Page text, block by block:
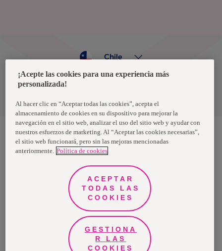
Política de privacidad de datos
Chile
Nosotras, una marca de Essity - una compañía global líder en
higiene y salud. Cada día, mil millones de personas, en todo el
propósito es romper barreras por el bienestar en beneficio de
consumidores, pacientes, cuidadores, clientes y la sociedad en
general. Vendemos en aproximadamente 150 países bajo las
principales marcas globales TENA y Tork, así como otras marcas
como Actimove, Cutimed, JOBST, Knix, Leukoplast, Libero, Libresse,
Lotus, Modibodi, Nosotras, Saba, Tempo, TOM Organic y Zewa. En
2024, Essity tuvo ventas de aproximadamente 13 mil millones de
euros y empleó a 36,000 personas. La sede de la compañía está
ubicada en Estocolmo, Suecia, y Essity cotiza en Nasdaq Estocolmo.
Más información enwww.essity.com.
¡Acepte las cookies para una experiencia más
personalizada!
Al hacer clic en “Aceptar todas las cookies”, acepta el
almacenamiento de cookies en su dispositivo para mejorar la
navegación en el sitio web, analizar el uso del sitio web y ayudar con
nuestros esfuerzos de marketing. Al “Aceptar las cookies necesarias”,
el sitio web funcionará, pero sin las mejoras mencionadas
anteriormente. Política de cookies
ACEPTAR
TODAS LAS
COOKIES
GESTIONA
R LAS
COOKIES